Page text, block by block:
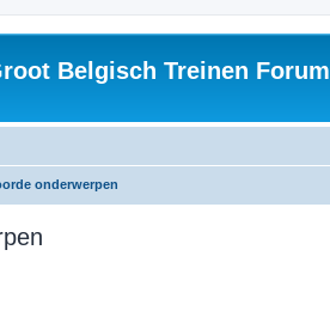
Belgisch Treinen Forum
onderwerpen